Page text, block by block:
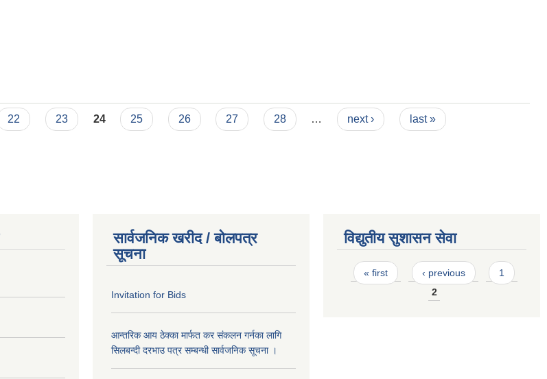
22 23 24 25 26 27 28 … next › last »
सार्वजनिक खरीद / बोलपत्र
सूचना
Invitation for Bids
आन्तरिक आय ठेक्का मार्फत कर संकलन गर्नका लागि
सिलबन्दी दरभाउ पत्र सम्बन्धी सार्वजनिक सूचना ।
विद्युतीय सुशासन सेवा
Pages
« first ‹ previous
1
2